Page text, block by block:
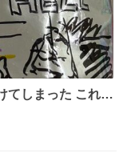
った これ売